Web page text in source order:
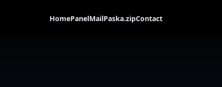
HomePanelMailPaska.zipContact